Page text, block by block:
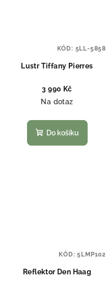
Lustr Tiffany Pierres
3 990 Kč
Na dotaz
Do košíku
KÓD: 5LL-5858
Reflektor Den Haag
KÓD:5LMP102